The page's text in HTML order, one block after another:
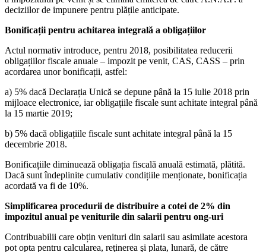
deciziilor de impunere pentru plățile anticipate.
Bonificații pentru achitarea integrală a obligațiilor
Actul normativ introduce, pentru 2018, posibilitatea reducerii
obligațiilor fiscale anuale – impozit pe venit, CAS, CASS – prin
acordarea unor bonificații, astfel:
a) 5% dacă Declarația Unică se depune până la 15 iulie 2018 prin
mijloace electronice, iar obligațiile fiscale sunt achitate integral până
la 15 martie 2019;
b) 5% dacă obligațiile fiscale sunt achitate integral până la 15
decembrie 2018.
Bonificațiile diminuează obligația fiscală anuală estimată, plătită.
Dacă sunt îndeplinite cumulativ condițiile menționate, bonificația
acordată va fi de 10%.
Simplificarea procedurii de distribuire a cotei de 2% din
impozitul anual pe veniturile din salarii pentru ong-uri
Contribuabilii care obțin venituri din salarii sau asimilate acestora
pot opta pentru calcularea, reţinerea şi plata, lunară, de către